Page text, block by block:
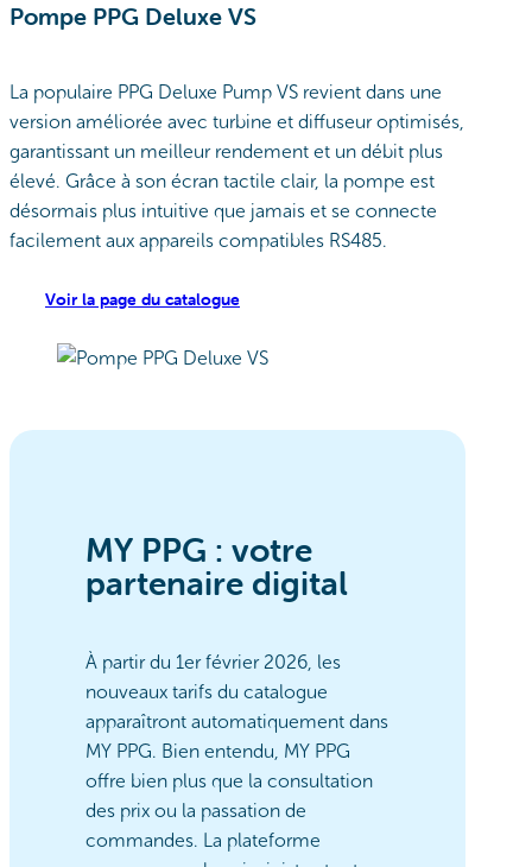
Pompe PPG Deluxe VS
La populaire PPG Deluxe Pump VS revient dans une
version améliorée avec turbine et diffuseur optimisés,
garantissant un meilleur rendement et un débit plus
élevé. Grâce à son écran tactile clair, la pompe est
désormais plus intuitive que jamais et se connecte
facilement aux appareils compatibles RS485.
Voir la page du catalogue
MY PPG : votre
partenaire digital
À partir du 1er février 2026, les
nouveaux tarifs du catalogue
apparaîtront automatiquement dans
MY PPG. Bien entendu, MY PPG
offre bien plus que la consultation
des prix ou la passation de
commandes. La plateforme